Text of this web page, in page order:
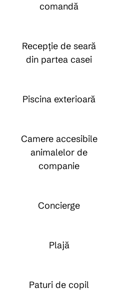
comandă
Recepție de seară
din partea casei
Piscina exterioară
Camere accesibile
animalelor de
companie
Concierge
Plajă
Paturi de copil